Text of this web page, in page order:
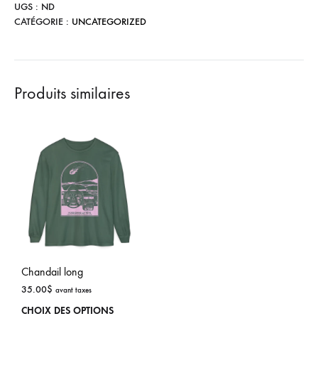
UGS : ND
CATÉGORIE : UNCATEGORIZED
Produits similaires
Chandail long
35.00$ avant taxes
CHOIX DES OPTIONS